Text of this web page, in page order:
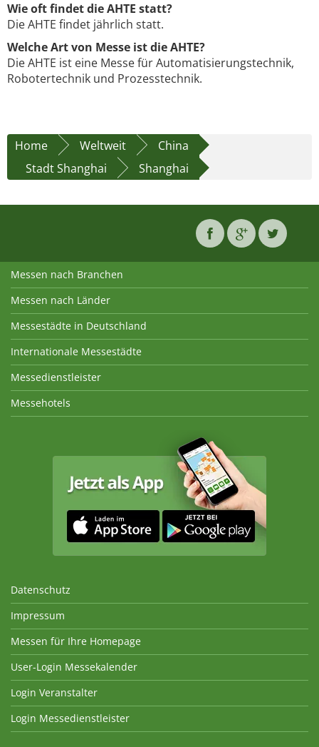
Wie oft findet die AHTE statt?
Die AHTE findet jährlich statt.
Welche Art von Messe ist die AHTE?
Die AHTE ist eine Messe für Automatisierungstechnik,
Robotertechnik und Prozesstechnik.
Home Weltweit
China
Stadt Shanghai
Shanghai
Messen nach Branchen
Messen nach Länder
Messestädte in Deutschland
Internationale Messestädte
Messedienstleister
Messehotels
Datenschutz
Impressum
Messen für Ihre Homepage
User-Login Messekalender
Login Veranstalter
Login Messedienstleister